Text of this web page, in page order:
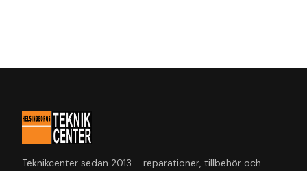
Teknikcenter sedan 2013 – reparationer, tillbehör och